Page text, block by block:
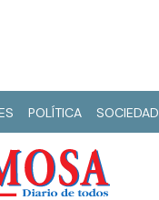
POLÍTICA SOCIEDAD